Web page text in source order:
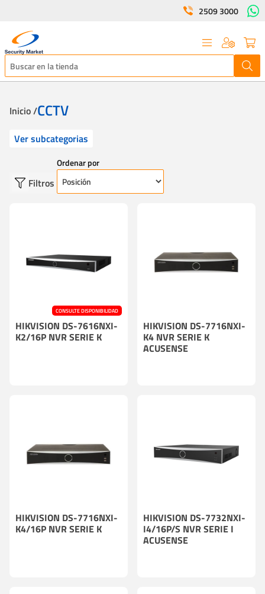
2509 3000
Inicio /CCTV
Ver subcategorias
Filtros
Ordenar por
CONSULTE DISPONIBILIDAD
HIKVISION DS-7616NXI-
K2/16P NVR SERIE K
HIKVISION DS-7716NXI-
K4 NVR SERIE K
ACUSENSE
HIKVISION DS-7716NXI-
K4/16P NVR SERIE K
HIKVISION DS-7732NXI-
I4/16P/S NVR SERIE I
ACUSENSE